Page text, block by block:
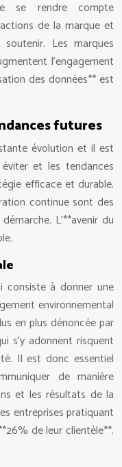
se rendre compte
de la marque et
Les marques
l’engagement
des données** est
futures
évolution et il est
et les tendances
efficace et durable.
continue sont des
L’**avenir du
consiste à donner une
environnemental
en plus dénoncée par
s’y adonnent risquent
Il est donc essentiel
de manière
et les résultats de la
entreprises pratiquant
de leur clientèle**.